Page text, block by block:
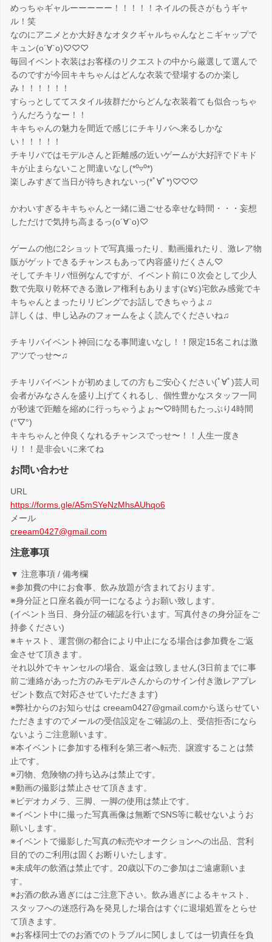
めっちゃギャルーーーーー！！！！！ネイルの長さがもうギャ
ル！笑
なのにアニメとか大好きなオタクギャルちゃんなとこギャップで
キュン(о´∀`о)♡♡♡
毎回イベント衣装はお客様のリクエストの中から厳選して選んで
るのですが今回キキちゃんはどんな衣装で登場するのか楽し
み！！！！！！
すらっとしててスタイル抜群だからどんな衣装着ても似合っちゃ
うんだろうなー！！
キキちゃんの魅力を間近で感じにチキリバへ来るしかな
い！！！！！
チキリバではモデルさんと距離感の近いゲームが大好評でドキド
キが止まらないこと間違いなし(*⁰▿⁰*)
楽しみすぎて当日が待ちきれないっ(*ﾟ∀ﾟ*)♡♡♡
かわいすぎるキキちゃんと一緒に過ごせる幸せな時間・・・妄想
しただけで気持ち高まるっ(о´∀`о)♡
ゲームの他に2ショットで写真撮ったり、動画撮れたり、激レア物
販がゲットできるチャンスもあって内容盛りだくさん♡
そしてチキリバ恒例なんですが、イベント前に０次会として少人
数で先取り乾杯できる激レア権利もあります(≧∀≦)宅飲み感覚でキ
キちゃんとまったりリビングでお話しできちゃうよ♫
詳しくは、申し込みのフォームをよく読んでくださいね♫
チキリバイベント神回になる事間違いなし！！限定15名これは激
アツでっせ〜♫
チキリバイベントが初めましての方もご安心ください(ﾟ∀ﾟ)芸人司
会者がみなさんを盛り上げてくれるし、個性豊かなスタッフ一同
が秒速で距離を縮めに行っちゃうよぉ〜♡時間もたっぷり4時間
(°▽°)
キキちゃんと仲良くなれるチャンスでっせ〜！！人生一度き
り！！是非会いに来てね
お問い合わせ
URL
https://forms.gle/A5mSYeNzMhsAUhqo6
メール
creeam0427@gmail.com
注意事項
▼ 注意事項 / 備考欄
※参加費の中にお食事、飲み放題が含まれております。
※身分証と口座名義が同一になるようお願い致します。
(イベント当日、身分証の確認を行います。写真付きの身分証をご
持参ください)
※キャスト、運営側の都合により中止になる場合は参加費をご返
金させて頂きます。
それ以外でキャンセルの場合、返金は致しません(3日前までに事
前ご連絡があった方のみモデルさんからのサイン付き激レアプレ
ゼント数点で対応させていただきます)
※弊社からのお知らせは creeam0427@gmail.comから送らせてい
ただきますのでメールの受信設定をご確認の上、受信拒否になら
ないようご注意願います。
※本イベントに参加する権利を第三者へ転売、譲渡することは禁
止です。
※刃物、危険物の持ち込みは禁止です。
※動画の撮影は禁止させて頂きます。
※ビデオカメラ、三脚、一脚の使用は禁止です。
※イベント中に撮った写真画像は無断でSNS等に載せないようお
願いします。
※イベントで撮影した写真の転売やオークションへの出品、営利
目的でのご利用は固くお断りいたします。
※未成年の飲酒は禁止です。20歳以下のご参加はご遠慮願いま
す。
※お酒の飲み過ぎにはご注意下さい。飲み過ぎによるキャスト、
スタッフへの迷惑行為を発見した場合はすぐに退場処置をとらせ
て頂きます。
※お客様同士でのお酒でのトラブルに関しましては一切責任を負